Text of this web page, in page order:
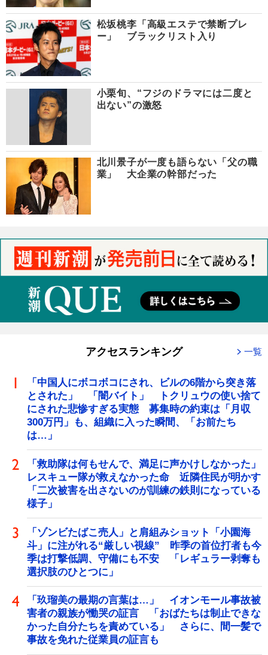
松坂桃李「高級エステで禁断プレ
ー」 ブラックリスト入り
小栗旬、“フジのドラマには二度と
出ない”の激怒
北川景子が一度も語らない「父の職
業」 大企業の幹部だった
アクセスランキング 一覧
「中国人にボコボコにされ、ビルの6階から突き落
とされた」 「闇バイト」 トクリュウの使い捨て
にされた悲惨すぎる実態 募集時の約束は「月収
300万円」も、組織に入った瞬間、「お前たち
は…」
「救助隊は何もせんで、満足に声かけしなかった」
レスキュー隊が救えなかった命 近隣住民が明かす
「二次被害を出さないのが訓練の鉄則になっている
様子」
「ゾンビたばこ売人」と肩組みショット「小園海
斗」に注がれる“厳しい視線” 昨季の首位打者も今
季は打撃低調、守備にも不安 「レギュラー剥奪も
選択肢のひとつに」
「玖瑠美の最期の言葉は…」 イオンモール事故被
害者の親族が慟哭の証言 「おばたちは制止できな
かった自分たちを責めている」 さらに、間一髪で
事故を免れた従業員の証言も